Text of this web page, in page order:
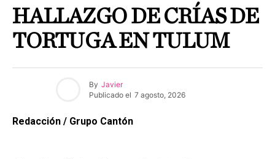
HALLAZGO DE CRÍAS DE
TORTUGA EN TULUM
By Javier
Publicado el 7 agosto, 2026
Redacción / Grupo Cantón